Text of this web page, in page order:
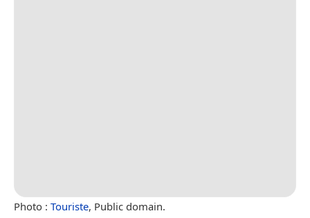
Photo : Touriste, Public domain.